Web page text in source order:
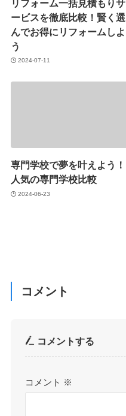
リフォーム一括見積もりサ
ービスを徹底比較！賢く選
んでお得にリフォームしよ
う
2024-07-11
専門学校で夢を叶えよう！
人気の専門学校比較
2024-06-23
コメント
コメントする
コメント ※